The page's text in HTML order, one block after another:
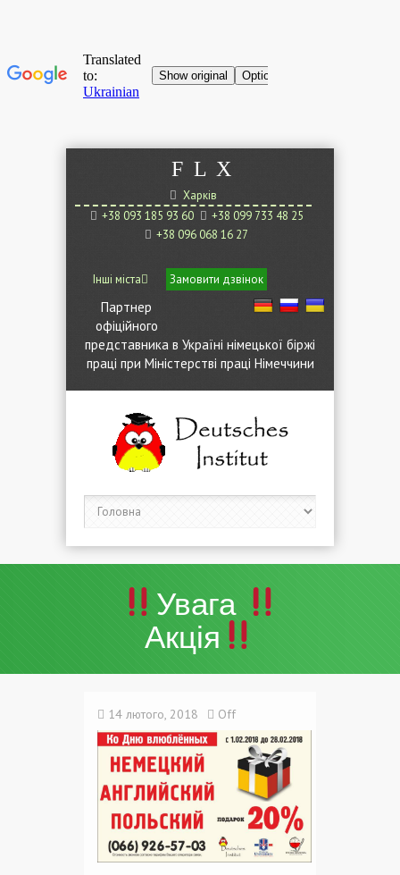
F L X
Харків
+38 093 185 93 60
+38 099 733 48 25
+38 096 068 16 27
Інші міста Замовити дзвінок
Партнер
офіційного
представника в Україні німецької біржі
праці при Міністерстві праці Німеччини
Увага
Акція
14 лютого, 2018 Off